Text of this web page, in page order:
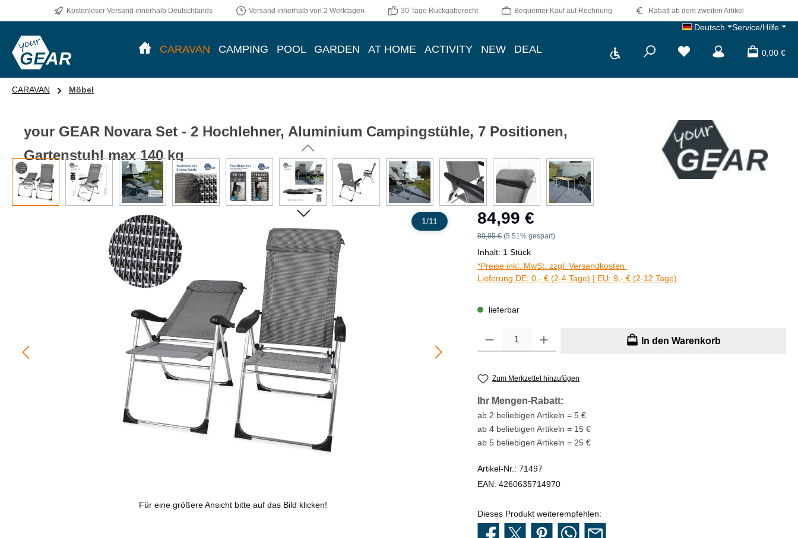
Kostenloser Versand innerhalb Deutschlands Versand innerhalb von 2 Werktagen 30 Tage Rückgaberecht Bequemer Kauf auf Rechnung Rabatt ab dem zweiten Artikel
Deutsch Service/Hilfe
CARAVAN CAMPING POOL GARDEN AT HOME ACTIVITY NEW DEAL Werkzeugleiste anzeigenDu hast 0 Produkte auf
0,00 €
CARAVAN Möbel
your GEAR Novara Set - 2 Hochlehner, Aluminium Campingstühle, 7 Positionen,
Gartenstuhl max 140 kg
Für eine größere Ansicht bitte auf das Bild klicken!
1/11
Verkaufspreis:
84,99 €
Regulärer Preis:
89,95 € (5.51% gespart)
Inhalt: 1 Stück
*Preise inkl. MwSt. zzgl. Versandkosten
Lieferung DE: 0,- € (2-4 Tage) | EU: 9,- € (2-12 Tage)
lieferbar
Produkt Anzahl: Gib den gewünschten Wert ein oder benutze die Schaltflächen um
In den Warenkorb
Zum Merkzettel hinzufügen
Ihr Mengen-Rabatt:
ab 2 beliebigen Artikeln = 5 €
ab 4 beliebigen Artikeln = 15 €
ab 5 beliebigen Artikeln = 25 €
Artikel-Nr.: 71497
EAN: 4260635714970
Dieses Produkt weiterempfehlen: